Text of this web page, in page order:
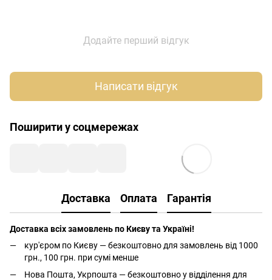
Додайте перший відгук
Написати відгук
Поширити у соцмережах
Доставка Оплата Гарантія
Доставка всіх замовлень по Києву та Україні!
кур'єром по Києву — безкоштовно для замовлень від 1000
грн., 100 грн. при сумі менше
Нова Пошта, Укрпошта — безкоштовно у відділення для